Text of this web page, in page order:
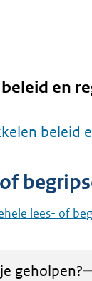
en
beleid
lees- of
geholpen?